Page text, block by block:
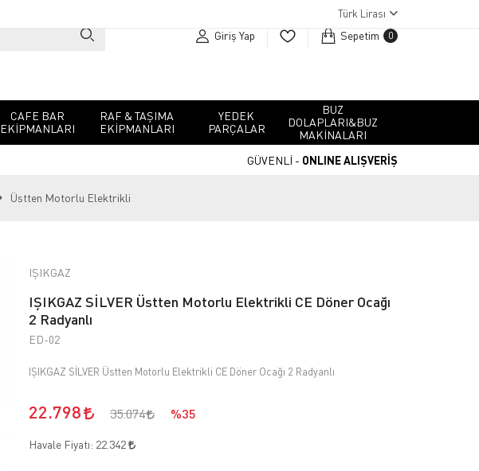
Türk Lirası
Giriş Yap Sepetim 0
CAFE BAR
EKIPMANLARI
RAF & TAŞIMA
EKIPMANLARI
YEDEK
PARÇALAR
BUZ
DOLAPLARI&BUZ
MAKINALARI
GÜVENLİ - ONLINE ALIŞVERİŞ
Üstten Motorlu Elektrikli
IŞIKGAZ
IŞIKGAZ SİLVER Üstten Motorlu Elektrikli CE Döner Ocağı
2 Radyanlı
ED-02
IŞIKGAZ SİLVER Üstten Motorlu Elektrikli CE Döner Ocağı 2 Radyanlı
22.798 35.074 %35
Havale Fiyatı: 22.342